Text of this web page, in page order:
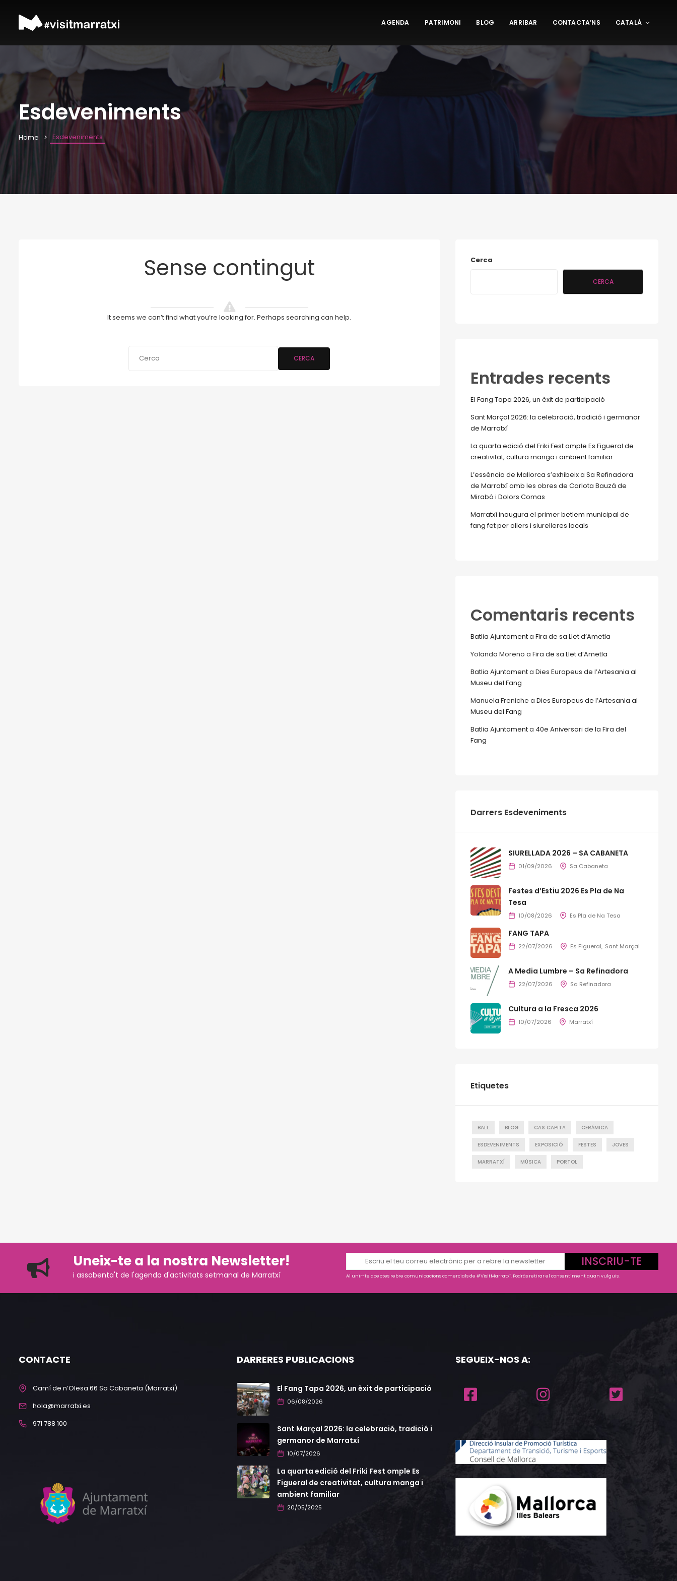
AGENDA PATRIMONI BLOG ARRIBAR CONTACTA’NS CATALÀ
Esdeveniments
Home Esdeveniments
Sense contingut
It seems we can’t find what you’re looking for. Perhaps searching can help.
CERCA
Cerca
CERCA
Entrades recents
El Fang Tapa 2026, un èxit de participació
Sant Marçal 2026: la celebració, tradició i germanor
de Marratxí
La quarta edició del Friki Fest omple Es Figueral de
creativitat, cultura manga i ambient familiar
L’essència de Mallorca s’exhibeix a Sa Refinadora
de Marratxí amb les obres de Carlota Bauzá de
Mirabó i Dolors Comas
Marratxí inaugura el primer betlem municipal de
fang fet per ollers i siurelleres locals
Comentaris recents
Batlia Ajuntamenta Fira de sa Llet d’Ametla
Yolanda Moreno a Fira de sa Llet d’Ametla
Batlia Ajuntamenta Dies Europeus de l’Artesania al
Museu del Fang
Manuela Freniche a Dies Europeus de l’Artesania al
Museu del Fang
Batlia Ajuntamenta 40e Aniversari de la Fira del
Fang
Darrers Esdeveniments
SIURELLADA 2026 – SA CABANETA
01/09/2026 Sa Cabaneta
Festes d’Estiu 2026 Es Pla de Na
Tesa
10/08/2026 Es Pla de Na Tesa
FANG TAPA
22/07/2026 Es Figueral Sant Marçal
A Media Lumbre – Sa Refinadora
22/07/2026 Sa Refinadora
Cultura a la Fresca 2026
10/07/2026 Marratxí
Etiquetes
BALL BLOG CAS CAPITA CERÁMICA
ESDEVENIMENTS EXPOSICIÓ FESTES JOVES
MARRATXÍ MÚSICA PORTOL
Uneix-te a la nostra Newsletter!
i assabenta't de l'agenda d'activitats setmanal de Marratxí
INSCRIU-TE
Al unir-te aceptes rebre comunicacions comercials de #VisitMarratxí. Podràs retirar el consentiment quan vulguis.
CONTACTE
Camí de n’Olesa 66 Sa Cabaneta (Marratxí)
hola@marratxi.es
971 788 100
DARRERES PUBLICACIONS
El Fang Tapa 2026, un èxit de participació
06/08/2026
Sant Marçal 2026: la celebració, tradició i
germanor de Marratxí
10/07/2026
La quarta edició del Friki Fest omple Es
Figueral de creativitat, cultura manga i
ambient familiar
20/05/2025
SEGUEIX-NOS A: